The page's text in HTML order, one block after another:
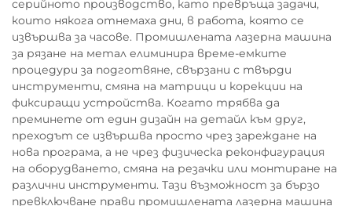
серийното производство, като превръща задачи,
които някога отнемаха дни, в работа, която се
извършва за часове. Промишлената лазерна машина
за рязане на метал елиминира време-емките
процедури за подготвяне, свързани с твърди
инструменти, смяна на матрици и корекции на
фиксиращи устройства. Когато трябва да
преминете от един дизайн на детайл към друг,
преходът се извършва просто чрез зареждане на
нова програма, а не чрез физическа реконфигурация
на оборудването, смяна на резачки или монтиране на
различни инструменти. Тази възможност за бързо
превключване прави промишлената лазерна машина